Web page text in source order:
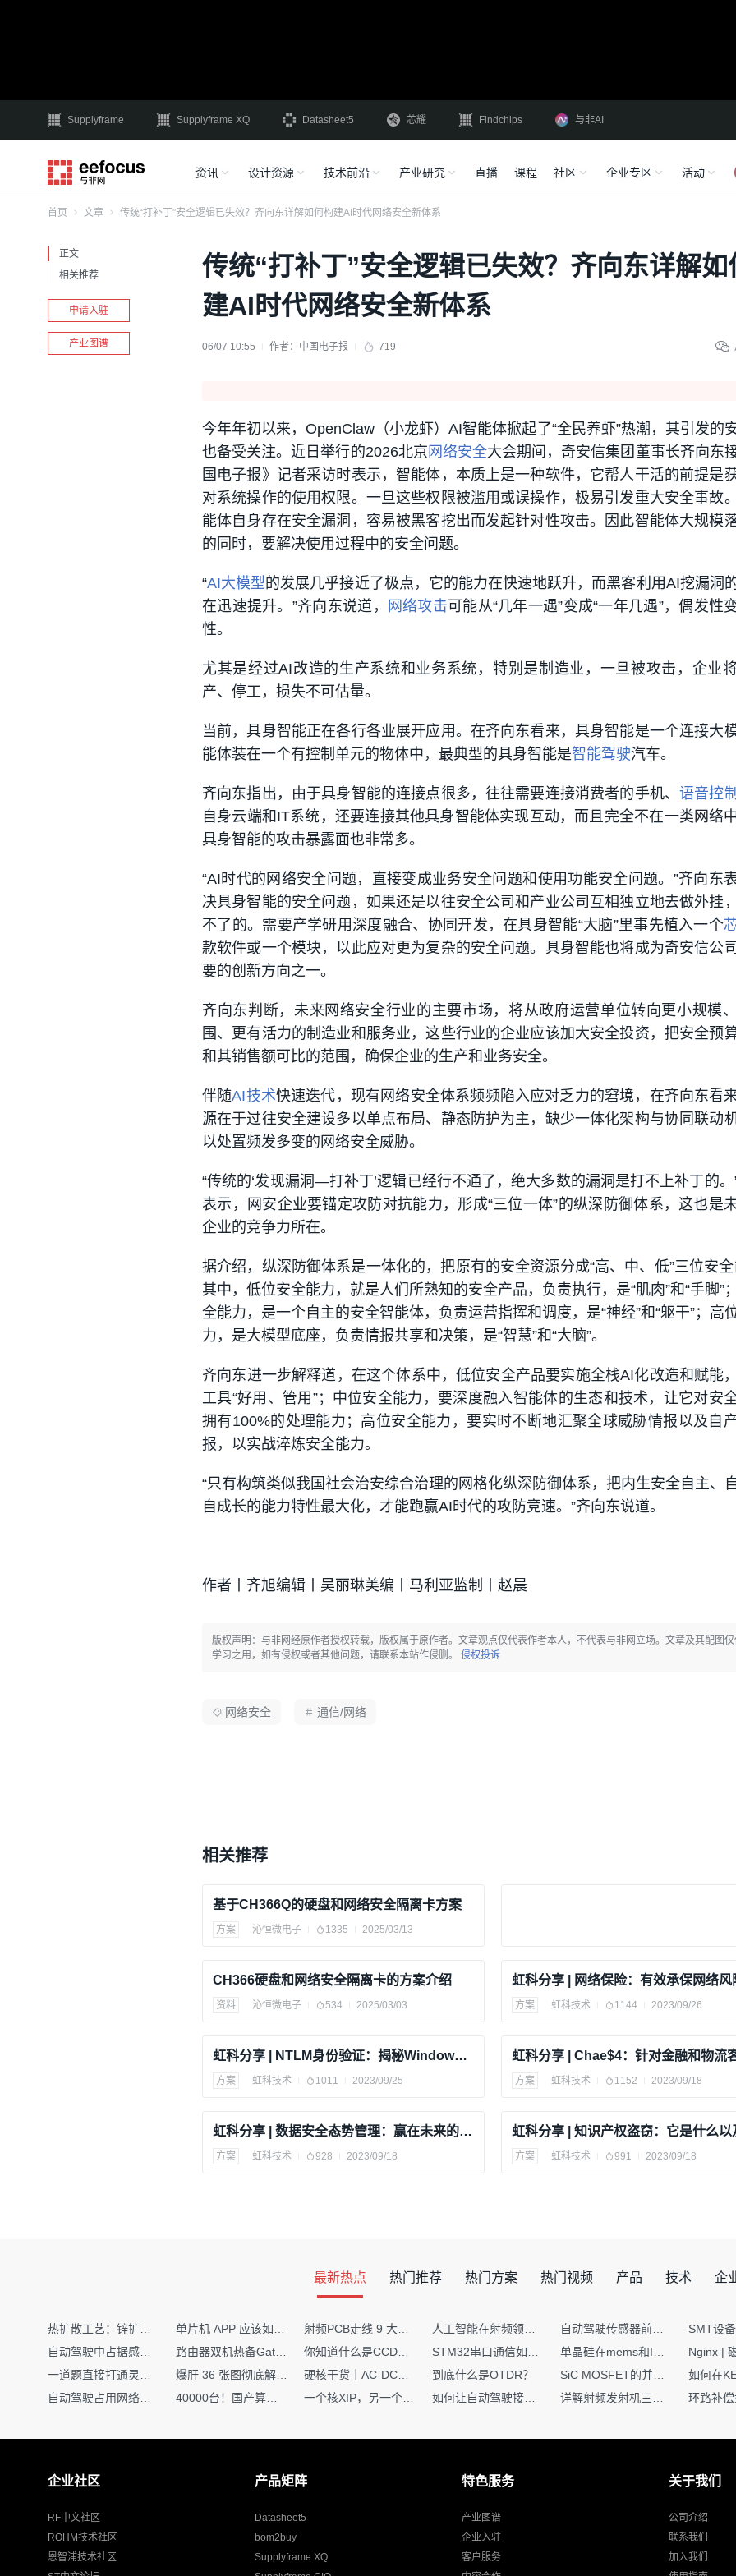
Supplyframe Supplyframe XQ Datasheet5 芯耀 Findchips 与非AI
资讯 设计资源 技术前沿 产业研究 直播 课程 社区 企业专区 活动
首页 文章 传统“打补丁”安全逻辑已失效？齐向东详解如何构建AI时代网络安全新体系
正文
相关推荐
申请入驻
产业图谱
传统“打补丁”安全逻辑已失效？齐向东详解如
建AI时代网络安全新体系
06/07 10:55 作者： 中国电子报 719
今年年初以来，OpenClaw（小龙虾）AI智能体掀起了“全民养虾”热潮，其引发的
也备受关注。近日举行的2026北京 网络安全大会期间，奇安信集团董事长齐向东
国电子报》记者采访时表示，智能体，本质上是一种软件，它帮人干活的前提是
对系统操作的使用权限。一旦这些权限被滥用或误操作，极易引发重大安全事故
能体自身存在安全漏洞，容易被黑客挖出而发起针对性攻击。因此智能体大规模
的同时，要解决使用过程中的安全问题。
“AI大模型的发展几乎接近了极点，它的能力在快速地跃升，而黑客利用AI挖漏洞
在迅速提升。”齐向东说道，
网络攻击可能从“几年一遇”变成“一年几遇”，偶发性
性。
尤其是经过AI改造的生产系统和业务系统，特别是制造业，一旦被攻击，企业
产、停工，损失不可估量。
当前，具身智能正在各行各业展开应用。在齐向东看来，具身智能是一个连接大
能体装在一个有控制单元的物体中，最典型的具身智能是智能驾驶汽车。
齐向东指出，由于具身智能的连接点很多，往往需要连接消费者的手机、语音控制
自身云端和IT系统，还要连接其他具身智能体实现互动，而且完全不在一类网络
具身智能的攻击暴露面也非常多。
“AI时代的网络安全问题，直接变成业务安全问题和使用功能安全问题。”齐向东
决具身智能的安全问题，如果还是以往安全公司和产业公司互相独立地去做外挂
不了的。需要产学研用深度融合、协同开发，在具身智能“大脑”里事先植入一个
款软件或一个模块，以此应对更为复杂的安全问题。具身智能也将成为奇安信公
要的创新方向之一。
齐向东判断，未来网络安全行业的主要市场，将从政府运营单位转向更小规模
围、更有活力的制造业和服务业，这些行业的企业应该加大安全投资，把安全预
和其销售额可比的范围，确保企业的生产和业务安全。
伴随AI技术快速迭代，现有网络安全体系频频陷入应对乏力的窘境，在齐向东看
源在于过往安全建设多以单点布局、静态防护为主，缺少一体化架构与协同联动
以处置频发多变的网络安全威胁。
“传统的‘发现漏洞—打补丁’逻辑已经行不通了，绝大多数的漏洞是打不上补丁的。
表示，网安企业要锚定攻防对抗能力，形成“三位一体”的纵深防御体系，这也是
企业的竞争力所在。
据介绍，纵深防御体系是一体化的，把原有的安全资源分成“高、中、低”三位安全
其中，低位安全能力，就是人们所熟知的安全产品，负责执行，是“肌肉”和“手脚”
全能力，是一个自主的安全智能体，负责运营指挥和调度，是“神经”和“躯干”；高
力，是大模型底座，负责情报共享和决策，是“智慧”和“大脑”。
齐向东进一步解释道，在这个体系中，低位安全产品要实施全栈AI化改造和赋能
工具“好用、管用”；中位安全能力，要深度融入智能体的生态和技术，让它对安
拥有100%的处理能力；高位安全能力，要实时不断地汇聚全球威胁情报以及自
报，以实战淬炼安全能力。
“只有构筑类似我国社会治安综合治理的网格化纵深防御体系，把内生安全自主、自
自成长的能力特性最大化，才能跑赢AI时代的攻防竞速。”齐向东说道。
作者丨齐旭编辑丨吴丽琳美编丨马利亚监制丨赵晨
版权声明：与非网经原作者授权转载，版权属于原作者。文章观点仅代表作者本人，不代表与非网立场。文章及其配图
学习之用，如有侵权或者其他问题，请联系本站作侵删。 侵权投诉
网络安全 通信/网络
相关推荐
基于CH366Q的硬盘和网络安全隔离卡方案
方案 沁恒微电子 1335 2025/03/13
CH366硬盘和网络安全隔离卡的方案介绍
资料 沁恒微电子 534 2025/03/03 方案 虹科技术 1144 2023/09/26
虹科分享 | NTLM身份验证：揭秘Windows网络安全的秘密武器
方案 虹科技术 1011 2023/09/25 方案 虹科技术 1152 2023/09/18
虹科分享 | 数据安全态势管理：赢在未来的黄金指南
方案 虹科技术 928 2023/09/18 方案 虹科技术 991 2023/09/18
最新热点 热门推荐 热门方案 热门视频 产品 技术 企
到底什么是OTDR？
企业社区
RF中文社区
ROHM技术社区
恩智浦技术社区
产品矩阵
Datasheet5
bom2buy
Supplyframe XQ
特色服务
产业图谱
企业入驻
客户服务
关于我们
公司介绍
联系我们
加入我们